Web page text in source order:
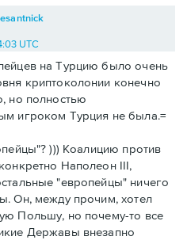
UTC
на Турцию было очень
криптоколонии конечно
но полностью
игроком Турция не была.=
))) Коалицию против
Наполеон III,
"европейцы" ничего
Он, между прочим, хотел
Польшу, но почему-то все
Державы внезапно